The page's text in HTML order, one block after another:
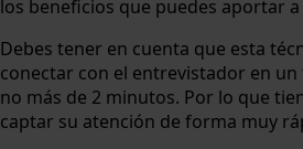
los beneficios que puedes aportar
Debes tener en cuenta que esta
conectar con el entrevistador en
no más de 2 minutos. Por lo que
captar su atención de forma muy